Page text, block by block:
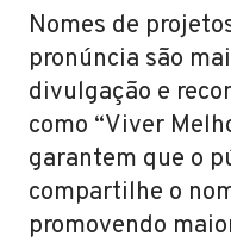
Nomes de
pronúncia são
divulgação e
como “Viver
garantem que o
compartilhe o
promovendo